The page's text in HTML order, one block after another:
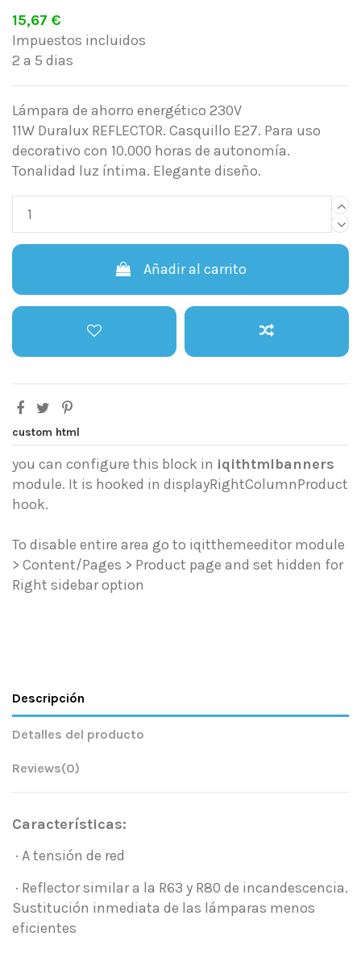
15,67 €
Impuestos incluidos
2 a 5 dias
Lámpara de ahorro energético 230V
11W Duralux REFLECTOR. Casquillo E27. Para uso
decorativo con 10.000 horas de autonomía.
Tonalidad luz íntima. Elegante diseño.
Añadir al carrito
custom html
you can configure this block in iqithtmlbanners
module. It is hooked in displayRightColumnProduct
hook.
To disable entire area go to iqitthemeeditor module
> Content/Pages > Product page and set hidden for
Right sidebar option
Descripción
Detalles del producto
Reviews(0)
Características:
· A tensión de red
· Reflector similar a la R63 y R80 de incandescencia.
Sustitución inmediata de las lámparas menos
eficientes